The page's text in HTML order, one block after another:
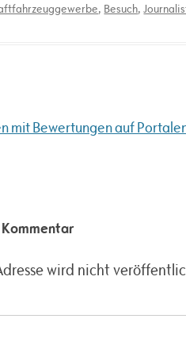
, Besuch,
mit Bewertungen auf
wird nicht